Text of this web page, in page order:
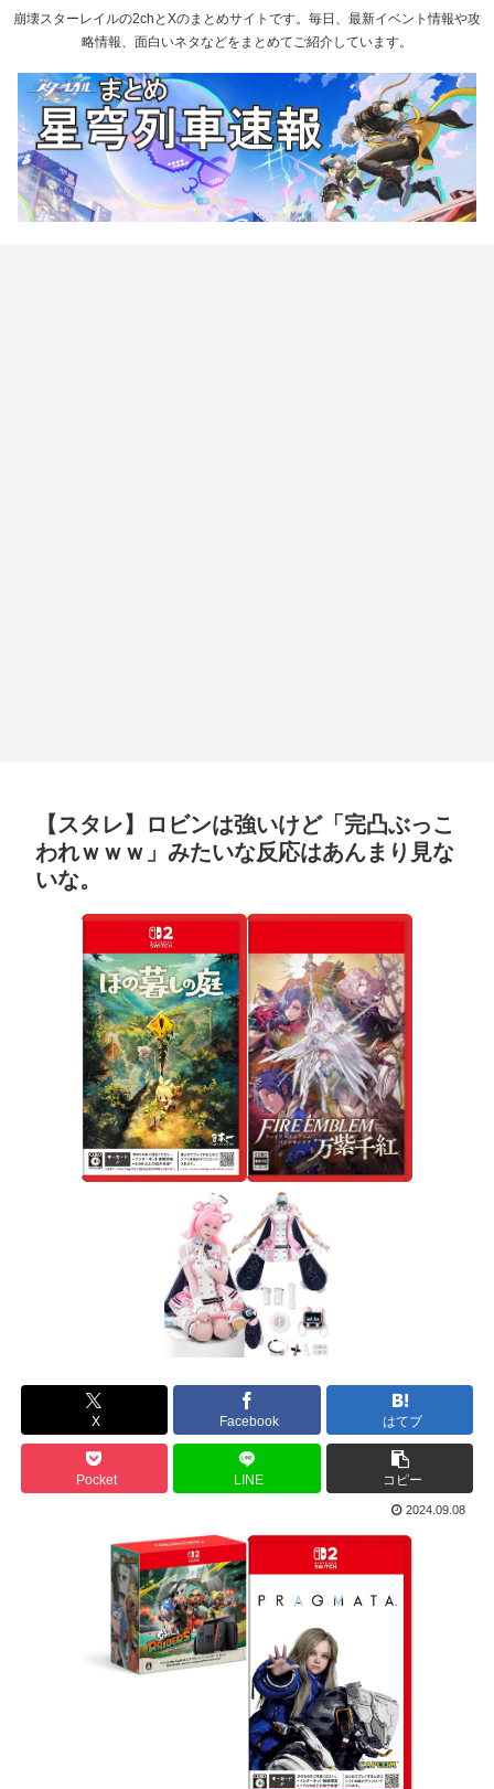
崩壊スターレイルの2chとXのまとめサイトです。毎日、最新イベント情報や攻
略情報、面白いネタなどをまとめてご紹介しています。
【スタレ】ロビンは強いけど「完凸ぶっこ
われｗｗｗ」みたいな反応はあんまり見な
いな。
X Facebook はてブ
Pocket LINE コピー
2024.09.08